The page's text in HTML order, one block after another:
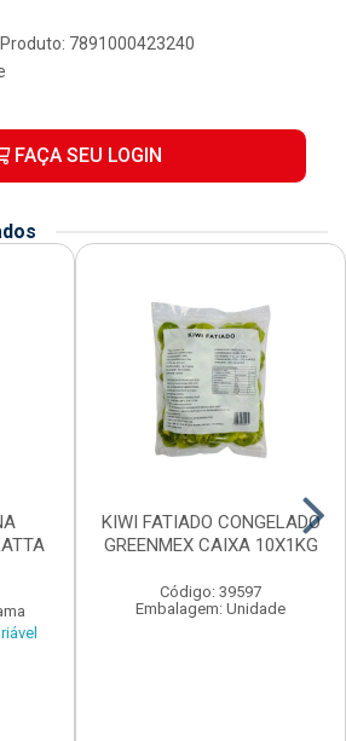
7891000423240
FAÇA SEU LOGIN
KIWI FATIADO CONGELADO
GREENMEX CAIXA 10X1KG
Código: 39597
Embalagem: Unidade